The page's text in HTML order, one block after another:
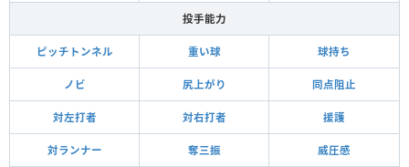
投手能力
ピッチトンネル 重い球 球持ち
ノビ 尻上がり 同点阻止
対左打者 対右打者 援護
対ランナー 奪三振 威圧感